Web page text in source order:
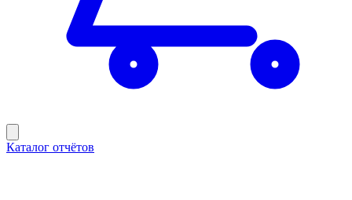
Каталог отчётов